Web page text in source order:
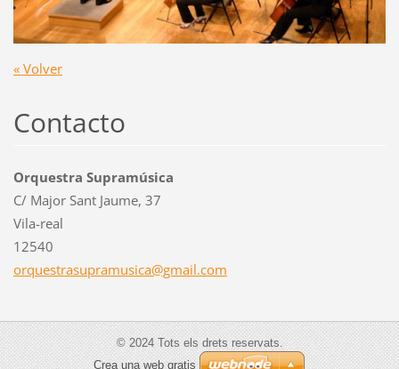
« Volver
Contacto
Orquestra Supramúsica
C/ Major Sant Jaume, 37
Vila-real
12540
orquestrasupramusica@gmail.com
© 2024 Tots els drets reservats.
Crea una web gratis